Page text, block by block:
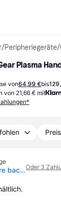
/Peripheriegeräte/
Plasma
von64,99 €bis
von 21,66 € mit
UAG Plasma Healthcare backcover mit Strap und Schultergurt für das Microsoft Surface Pro 9 / Pro 10 / Pro 11 - Weiß / GrauOder 3